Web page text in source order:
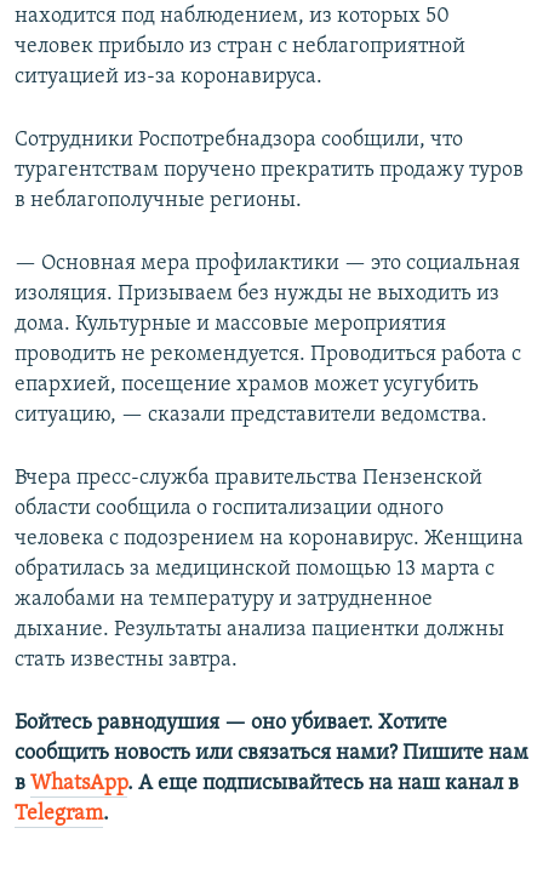
находится под наблюдением, из которых 50
человек прибыло из стран с неблагоприятной
ситуацией из-за коронавируса.
Сотрудники Роспотребнадзора сообщили, что
турагентствам поручено прекратить продажу туров
в неблагополучные регионы.
— Основная мера профилактики — это социальная
изоляция. Призываем без нужды не выходить из
дома. Культурные и массовые мероприятия
проводить не рекомендуется. Проводиться работа с
епархией, посещение храмов может усугубить
ситуацию, — сказали представители ведомства.
Вчера пресс-служба правительства Пензенской
области сообщила о госпитализации одного
человека с подозрением на коронавирус. Женщина
обратилась за медицинской помощью 13 марта с
жалобами на температуру и затрудненное
дыхание. Результаты анализа пациентки должны
стать известны завтра.
Бойтесь равнодушия — оно убивает. Хотите
сообщить новость или связаться нами? Пишите нам
в WhatsApp. А еще подписывайтесь на наш канал в
Telegram.